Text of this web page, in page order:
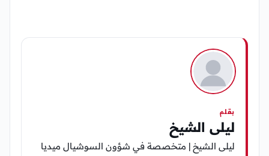
بقلم
ليلى الشيخ
ليلى الشيخ | متخصصة في شؤون السوشيال ميديا